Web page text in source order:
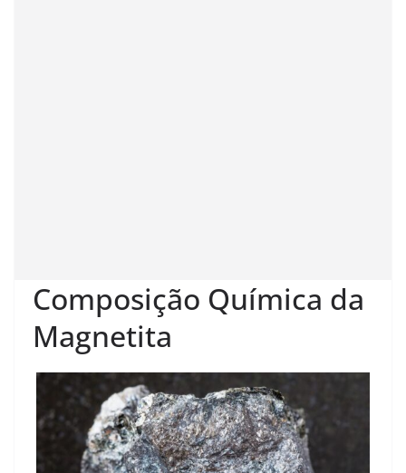
Composição Química da
Magnetita